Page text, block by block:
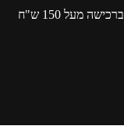
מעל 150 ש"ח